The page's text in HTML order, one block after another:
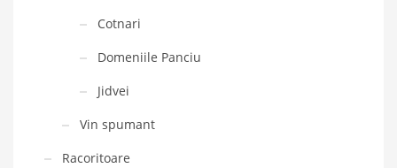
Cotnari
Domeniile Panciu
Jidvei
Vin spumant
Racoritoare